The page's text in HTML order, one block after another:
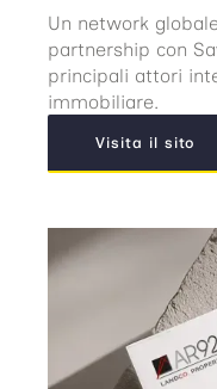
Un network
partnership con
principali attori
immobiliare.
Visita il sito